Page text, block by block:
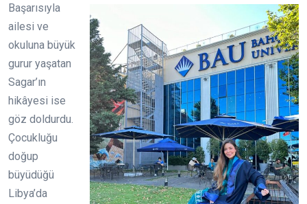
Başarısıyla
ailesi ve
okuluna büyük
gurur yaşatan
Sagar’ın
hikâyesi ise
göz doldurdu.
Çocukluğu
doğup
büyüdüğü
Libya’da